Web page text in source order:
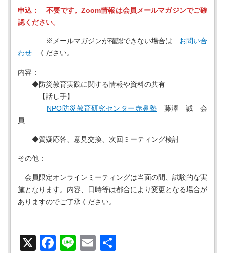
申込： 不要です。Zoom情報は会員メールマガジンでご確
認ください。
※メールマガジンが確認できない場合は お問い合
わせ ください。
内容：
◆防災教育実践に関する情報や資料の共有
【話し手】
NPO防災教育研究センター赤鼻塾 藤澤 誠 会
員
◆質疑応答、意見交換、次回ミーティング検討
その他：
会員限定オンラインミーティングは当面の間、試験的な実
施となります。内容、日時等は都合により変更となる場合が
ありますのでご了承ください。
X Facebook
LineEmail